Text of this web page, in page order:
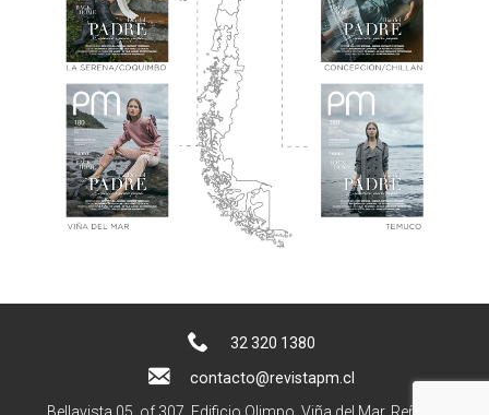
32 320 1380
contacto@revistapm.cl